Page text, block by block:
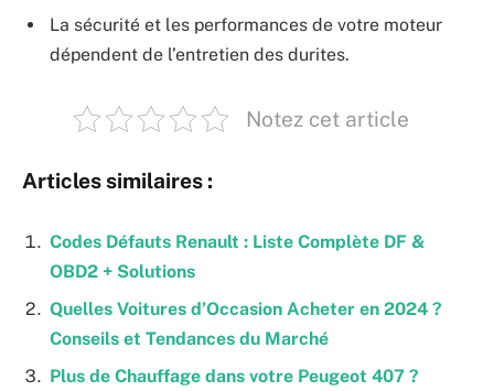
La sécurité et les performances de votre moteur
dépendent de l’entretien des durites.
Notez cet article
Articles similaires :
Codes Défauts Renault : Liste Complète DF &
OBD2 + Solutions
Quelles Voitures d’Occasion Acheter en 2024 ?
Conseils et Tendances du Marché
Plus de Chauffage dans votre Peugeot 407 ?